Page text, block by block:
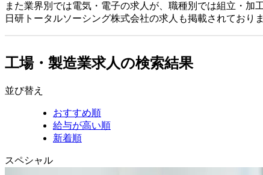
また業界別では電気・電子の求人が、職種別では組立・加
日研トータルソーシング株式会社の求人も掲載されており
工場・製造業求人の検索結果
並び替え
おすすめ順
給与が高い順
新着順
スペシャル